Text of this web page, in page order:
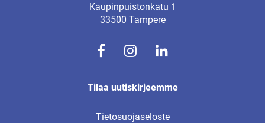
Kaupinpuistonkatu 1
33500 Tampere
Tilaa uutiskirjeemme
Tietosuojaseloste